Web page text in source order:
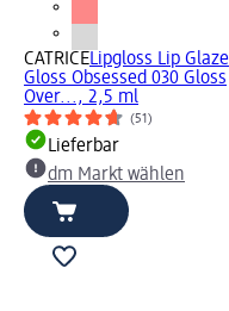
CATRICELipgloss Lip Glaze
Gloss Obsessed 030 Gloss
Over..., 2,5 ml
(51)
Lieferbar
dm Markt wählen